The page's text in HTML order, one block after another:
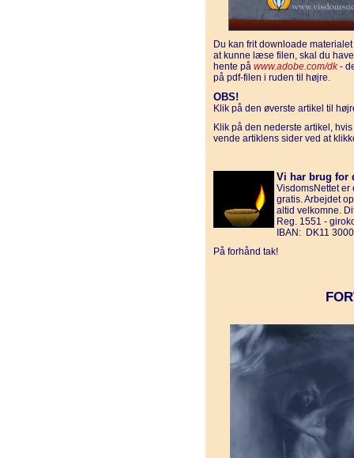
Du kan frit downloade materialet
at kunne læse filen, skal du
hente på www.adobe.com/dk-
på pdf-filen i ruden til højre.
OBS!
Klik på den øverste artikel til
Klik på den nederste artikel,
vende artiklens sider ved at
Vi har brug for
VisdomsNettet er
gratis. Arbejdet
altid velkomne.
Reg. 1551 -
IBAN: DK11
På forhånd tak!